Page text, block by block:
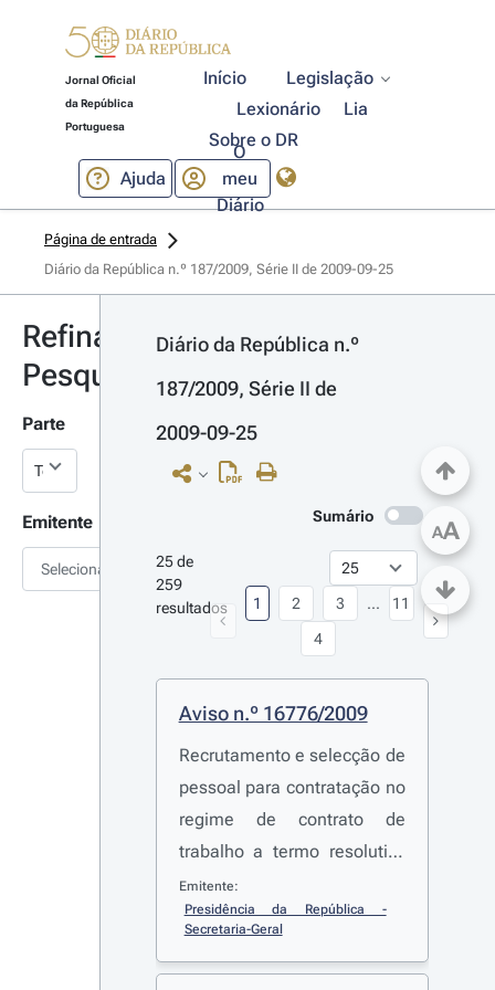
Jornal Oficial
da República
Portuguesa
Início
Legislação
Lexionário
Lia
Sobre o DR
Ajuda
O
meu
Diário
Página de entrada
Diário da República n.º 187/2009, Série II de 2009-09-25
Refinar
Pesquisa
Parte
Emitente
Selecionar
Diário da República n.º
187/2009, Série II de
2009-09-25
Sumário
25 de
259
resultados
1 2
3
4
... 11
Aviso n.º 16776/2009
Recrutamento e selecção de
pessoal para contratação no
regime de contrato de
trabalho a termo resolutivo
certo(M/F)
Emitente:
Presidência da República -
Secretaria-Geral
AA